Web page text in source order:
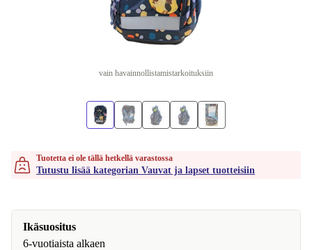
vain havainnollistamistarkoituksiin
Tuotetta ei ole tällä hetkellä varastossa
Tutustu lisää kategorian Vauvat ja lapset tuotteisiin
Ikäsuositus
6-vuotiaista alkaen